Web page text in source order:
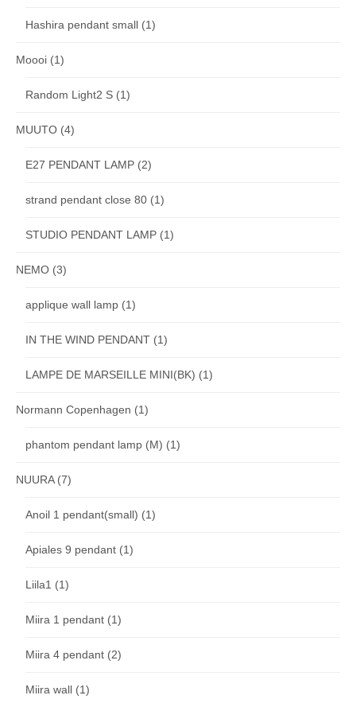
Hashira pendant small (1)
Moooi (1)
Random Light2 S (1)
MUUTO (4)
E27 PENDANT LAMP (2)
strand pendant close 80 (1)
STUDIO PENDANT LAMP (1)
NEMO (3)
applique wall lamp (1)
IN THE WIND PENDANT (1)
LAMPE DE MARSEILLE MINI(BK) (1)
Normann Copenhagen (1)
phantom pendant lamp (M) (1)
NUURA(7)
Anoil 1 pendant(small) (1)
Apiales 9 pendant (1)
Liila1 (1)
Miira 1 pendant (1)
Miira 4 pendant (2)
Miira wall (1)